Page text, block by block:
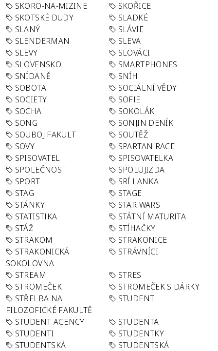
SKORO-NA-MIZINE
SKOŘICE
SKOTSKÉ DUDY
SLADKÉ
SLANÝ
SLÁVIE
SLENDERMAN
SLEVA
SLEVY
SLOVÁCI
SLOVENSKO
SMARTPHONES
SNÍDANĚ
SNÍH
SOBOTA
SOCIÁLNÍ VĚDY
SOCIETY
SOFIE
SOCHA
SOKOLÁK
SONG
SONJIN DENÍK
SOUBOJ FAKULT
SOUTĚŽ
SOVY
SPARTAN RACE
SPISOVATEL
SPISOVATELKA
SPOLEČNOST
SPOLUJIZDA
SPORT
SRÍ LANKA
STAG
STAGE
STÁNKY
STAR WARS
STATISTIKA
STÁTNÍ MATURITA
STÁŽ
STÍHAČKY
STRAKOM
STRAKONICE
STRAKONICKÁ
SOKOLOVNA
STRÁVNÍCI
STREAM
STRES
STROMEČEK
STROMEČEK S DÁRKY
STŘELBA NA
FILOZOFICKÉ FAKULTĚ
STUDENT
STUDENT AGENCY
STUDENTA
STUDENTI
STUDENTKY
STUDENTSKÁ
STUDENTSKÁ